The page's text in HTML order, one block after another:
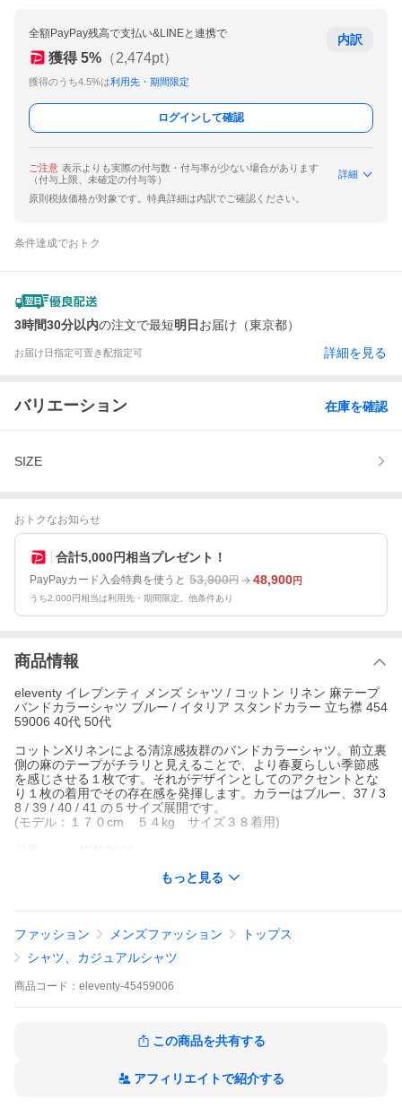
全額PayPay残高で支払い&LINEと連携で
獲得 5% （2,474pt）
獲得のうち4.5%は利用先・期間限定
内訳
ログインして確認
ご注意 表示よりも実際の付与数・付与率が少ない場合があります
（付与上限、未確定の付与等）
詳細
原則税抜価格が対象です。特典詳細は内訳でご確認ください。
条件達成でおトク
3時間30分以内の注文で最短明日 お届け（東京都）
お届け日指定可置き配指定可 詳細を見る
バリエーション 在庫を確認
SIZE
おトクなお知らせ
合計5,000円相当プレゼント！
PayPayカード入会特典を使うと 53,900円 48,900円
うち2,000円相当は利用先・期間限定。他条件あり
商品情報
eleventy イレブンティ メンズ シャツ / コットン リネン 麻テープ
バンドカラーシャツ ブルー / イタリア スタンドカラー 立ち襟 454
59006 40代 50代
コットンXリネンによる清涼感抜群のバンドカラーシャツ。前立裏
側の麻のテープがチラリと見えることで、より春夏らしい季節感
を感じさせる１枚です。それがデザインとしてのアクセントとな
り１枚の着用でその存在感を発揮します。カラーはブルー、37 / 3
8 / 39 / 40 / 41 の５サイズ展開です。
(モデル：１７０cm ５４kg サイズ３８着用)
素材 ：コットン 70% リネン 30%
立裏側の麻のテープがチラリと見えることで、より春夏らしい
(モデル：１７０cm ５４kg サイズ３８着用)
より詳しくはコチラをクリック/タップ
もっと見る
ファッション メンズファッション
トップス
シャツ、カジュアルシャツ
商品 コード： eleventy-45459006
この商品を共有する
アフィリエイトで紹介する